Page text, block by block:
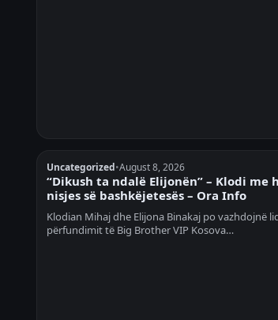
Uncategorized•August 8, 2026
“Dikush ta ndalë Elijonën” – Klodi me
nisjes së bashkëjetesës – Ora Info
Klodian Mihaj dhe Elijona Binakaj po vazhdojnë
përfundimit të Big Brother VIP Kosova…